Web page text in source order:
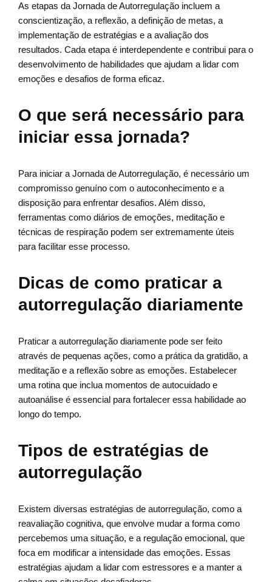
As etapas da Jornada de Autorregulação incluem a
conscientização, a reflexão, a definição de metas, a
implementação de estratégias e a avaliação dos
resultados. Cada etapa é interdependente e contribui para o
desenvolvimento de habilidades que ajudam a lidar com
emoções e desafios de forma eficaz.
O que será necessário para
iniciar essa jornada?
Para iniciar a Jornada de Autorregulação, é necessário um
compromisso genuíno com o autoconhecimento e a
disposição para enfrentar desafios. Além disso,
ferramentas como diários de emoções, meditação e
técnicas de respiração podem ser extremamente úteis
para facilitar esse processo.
Dicas de como praticar a
autorregulação diariamente
Praticar a autorregulação diariamente pode ser feito
através de pequenas ações, como a prática da gratidão, a
meditação e a reflexão sobre as emoções. Estabelecer
uma rotina que inclua momentos de autocuidado e
autoanálise é essencial para fortalecer essa habilidade ao
longo do tempo.
Tipos de estratégias de
autorregulação
Existem diversas estratégias de autorregulação, como a
reavaliação cognitiva, que envolve mudar a forma como
percebemos uma situação, e a regulação emocional, que
foca em modificar a intensidade das emoções. Essas
estratégias ajudam a lidar com estressores e a manter a